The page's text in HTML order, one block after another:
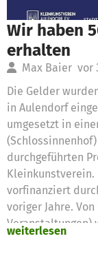
Wir haben
erhalten
Max Baier vor
Die Gelder
in Aulendorf
umgesetzt in
durchgeführten
vorfinanziert
voriger Jahre.
Veranstaltungen)
weiterlesen